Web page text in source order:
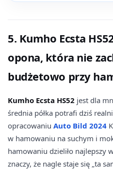
5. Kumho Ecsta
opona, która nie
budżetowo przy
Kumho Ecsta HS52 jest dla
średnia półka potrafi dziś
opracowaniu Auto Bild 2024
w hamowaniu na suchym i
hamowaniu dzieliło najlepszy
znaczy, że nagle staje się „ta